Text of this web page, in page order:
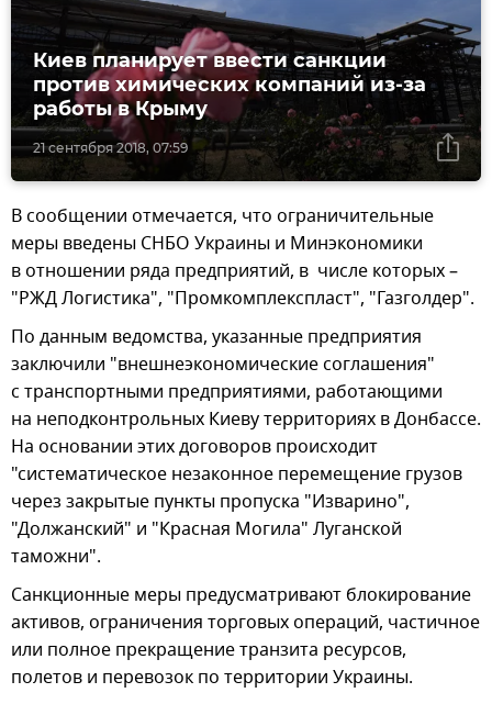
21 сентября 2018, 07:59
Киев планирует ввести санкции
против химических компаний из-за
работы в Крыму
В сообщении отмечается, что ограничительные
меры введены СНБО Украины и Минэкономики
в отношении ряда предприятий, в числе которых –
"РЖД Логистика", "Промкомплекспласт", "Газголдер".
По данным ведомства, указанные предприятия
заключили "внешнеэкономические соглашения"
с транспортными предприятиями, работающими
на неподконтрольных Киеву территориях в Донбассе.
На основании этих договоров происходит
"систематическое незаконное перемещение грузов
через закрытые пункты пропуска "Изварино",
"Должанский" и "Красная Могила" Луганской
таможни".
Санкционные меры предусматривают блокирование
активов, ограничения торговых операций, частичное
или полное прекращение транзита ресурсов,
полетов и перевозок по территории Украины.